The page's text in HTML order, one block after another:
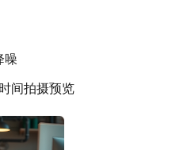
噪
间拍摄预览